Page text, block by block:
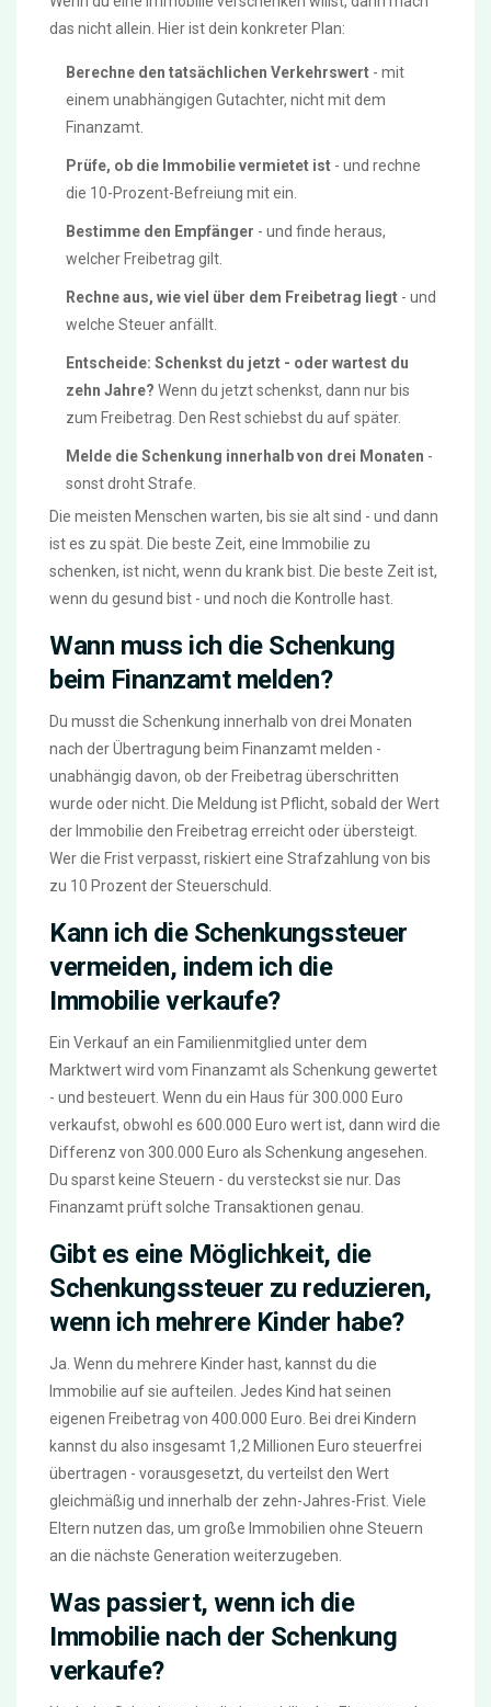
das nicht allein. Hier ist dein konkreter Plan:
Berechne den tatsächlichen Verkehrswert - mit
einem unabhängigen Gutachter, nicht mit dem
Finanzamt.
Prüfe, ob die Immobilie vermietet ist - und rechne
die 10-Prozent-Befreiung mit ein.
Bestimme den Empfänger - und finde heraus,
welcher Freibetrag gilt.
Rechne aus, wie viel über dem Freibetrag liegt - und
welche Steuer anfällt.
Entscheide: Schenkst du jetzt - oder wartest du
zehn Jahre? Wenn du jetzt schenkst, dann nur bis
zum Freibetrag. Den Rest schiebst du auf später.
Melde die Schenkung innerhalb von drei Monaten -
sonst droht Strafe.
Die meisten Menschen warten, bis sie alt sind - und dann
ist es zu spät. Die beste Zeit, eine Immobilie zu
schenken, ist nicht, wenn du krank bist. Die beste Zeit ist,
wenn du gesund bist - und noch die Kontrolle hast.
Wann muss ich die Schenkung
beim Finanzamt melden?
Du musst die Schenkung innerhalb von drei Monaten
nach der Übertragung beim Finanzamt melden -
unabhängig davon, ob der Freibetrag überschritten
wurde oder nicht. Die Meldung ist Pflicht, sobald der Wert
der Immobilie den Freibetrag erreicht oder übersteigt.
Wer die Frist verpasst, riskiert eine Strafzahlung von bis
zu 10 Prozent der Steuerschuld.
Kann ich die Schenkungssteuer
vermeiden, indem ich die
Immobilie verkaufe?
Ein Verkauf an ein Familienmitglied unter dem
Marktwert wird vom Finanzamt als Schenkung gewertet
- und besteuert. Wenn du ein Haus für 300.000 Euro
verkaufst, obwohl es 600.000 Euro wert ist, dann wird die
Differenz von 300.000 Euro als Schenkung angesehen.
Du sparst keine Steuern - du versteckst sie nur. Das
Finanzamt prüft solche Transaktionen genau.
Gibt es eine Möglichkeit, die
Schenkungssteuer zu reduzieren,
wenn ich mehrere Kinder habe?
Ja. Wenn du mehrere Kinder hast, kannst du die
Immobilie auf sie aufteilen. Jedes Kind hat seinen
eigenen Freibetrag von 400.000 Euro. Bei drei Kindern
kannst du also insgesamt 1,2 Millionen Euro steuerfrei
übertragen - vorausgesetzt, du verteilst den Wert
gleichmäßig und innerhalb der zehn-Jahres-Frist. Viele
Eltern nutzen das, um große Immobilien ohne Steuern
an die nächste Generation weiterzugeben.
Was passiert, wenn ich die
Immobilie nach der Schenkung
verkaufe?